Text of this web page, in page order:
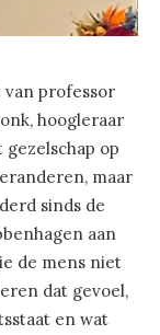
professor
hoogleraar
op
maar
sinds de
aan
de mens niet
dat gevoel,
en wat